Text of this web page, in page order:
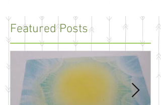
Featured Posts